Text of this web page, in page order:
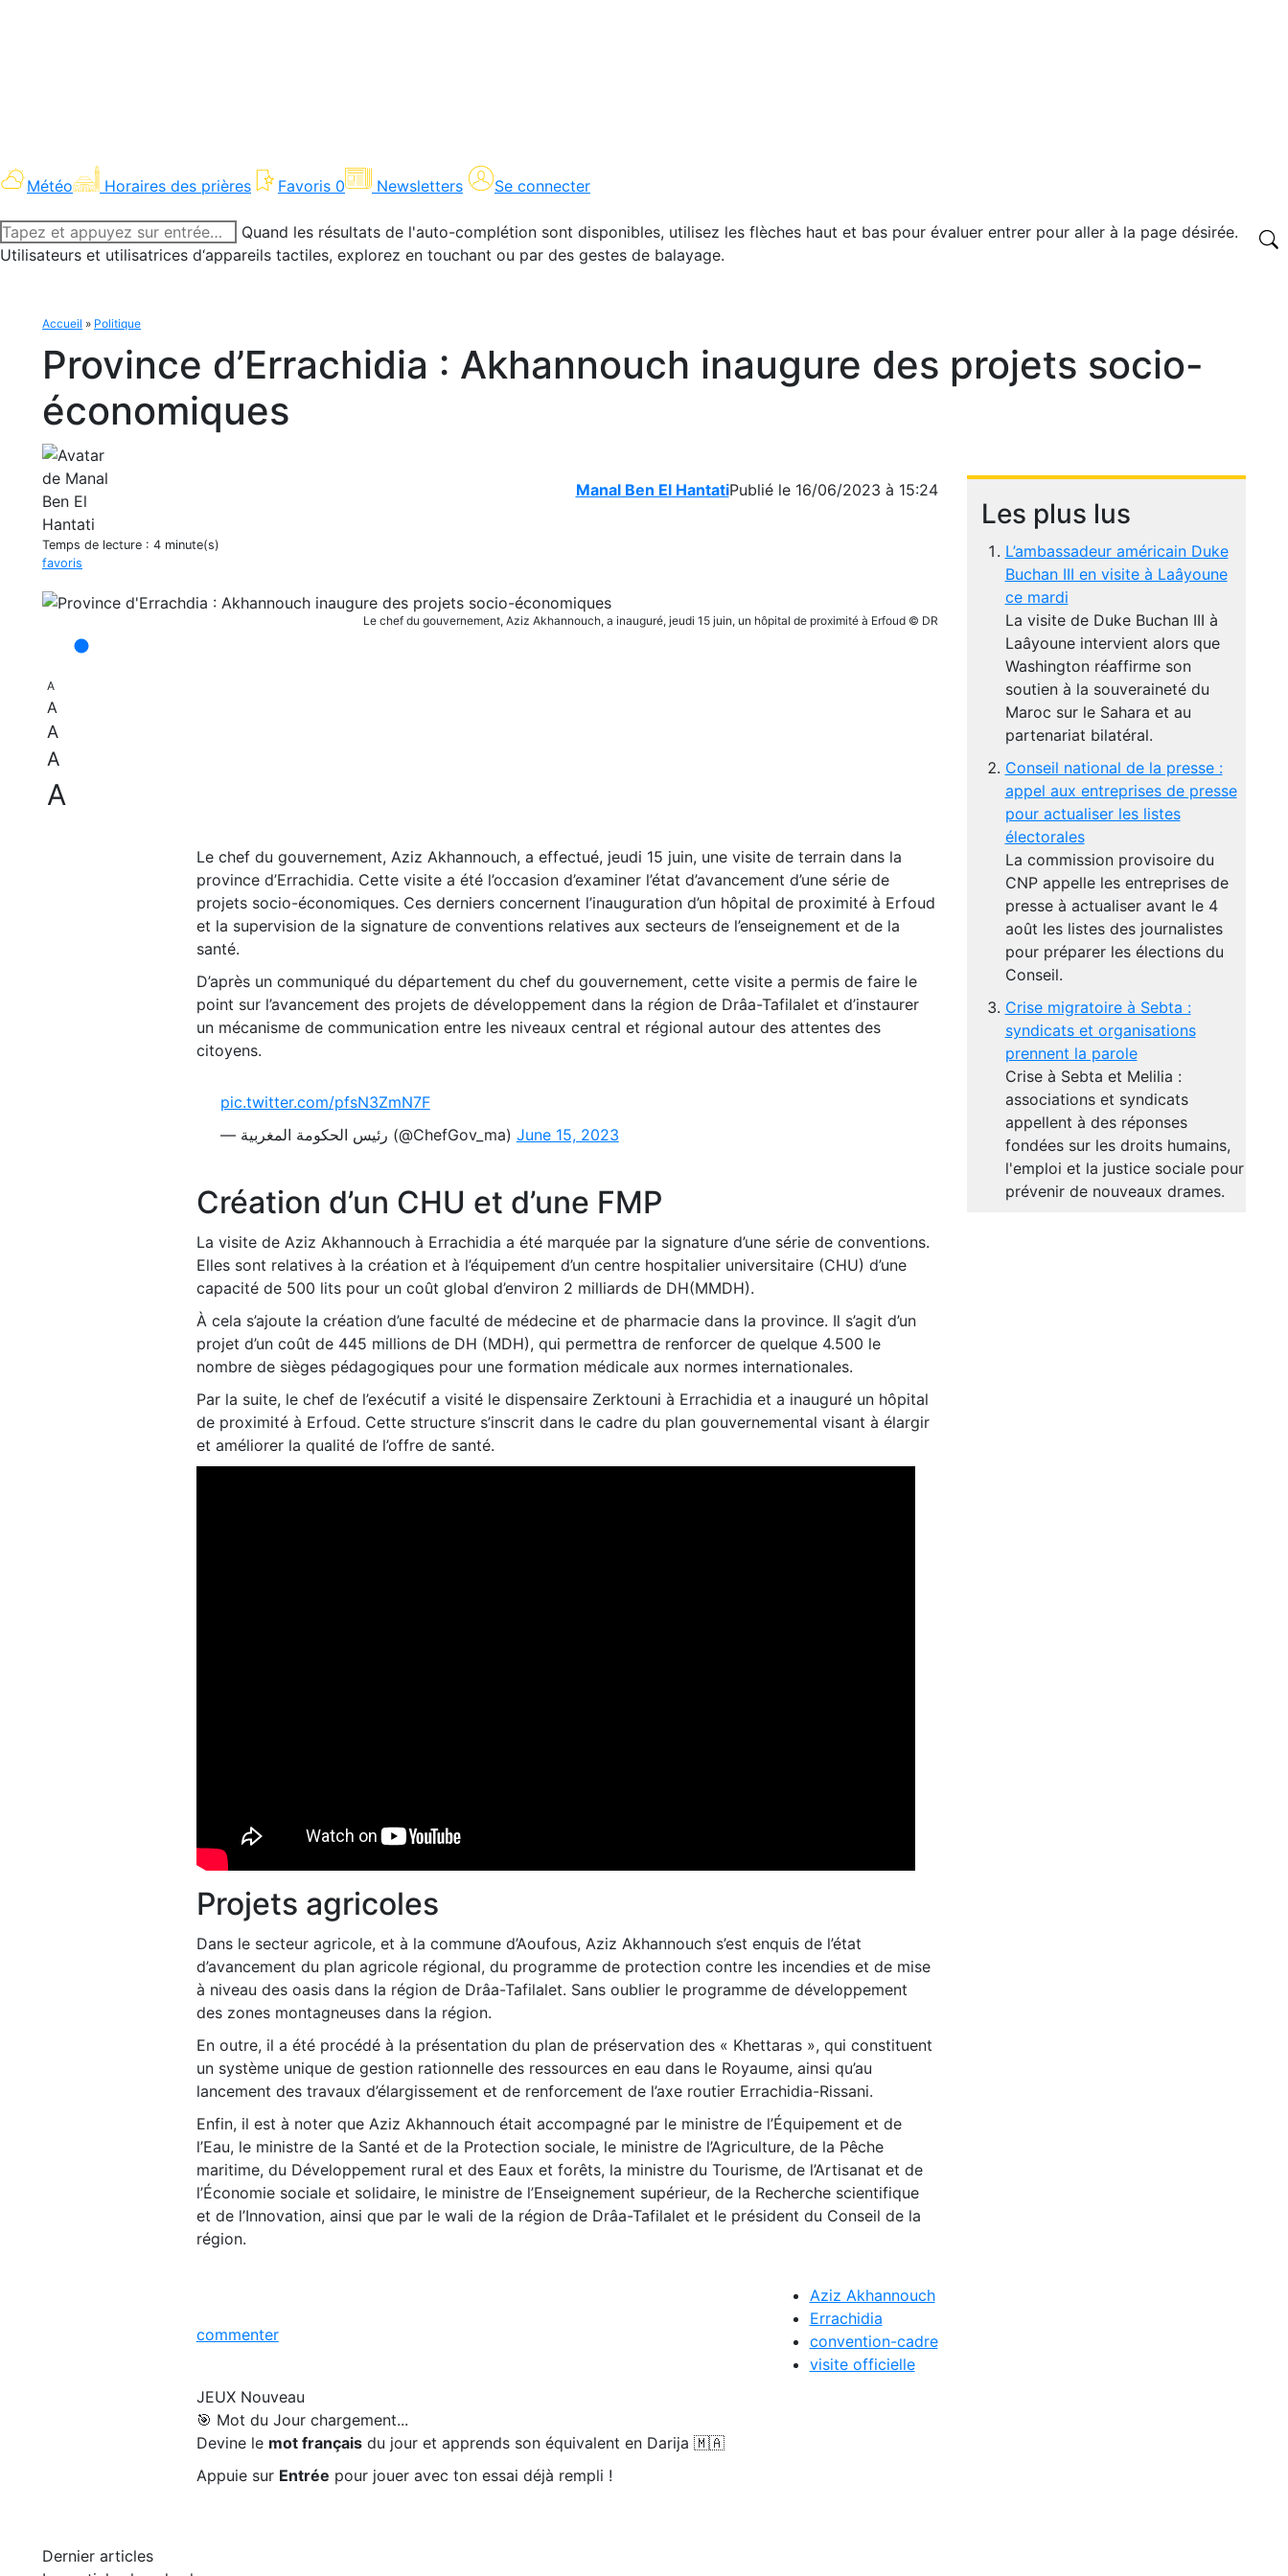
Météo Horaires des prières Favoris 0 Newsletters Se connecter
Recherche
:
Quand les résultats de l'auto-complétion sont disponibles, utilisez les flèches haut et bas pour évaluer entrer pour aller à la page désirée.
Utilisateurs et utilisatrices d‘appareils tactiles, explorez en touchant ou par des gestes de balayage.
Accueil » Politique
Province d’Errachidia : Akhannouch inaugure des projets socio-
économiques
Manal Ben El HantatiPublié le 16/06/2023 à 15:24
Temps de lecture : 4 minute(s)
favoris
Le chef du gouvernement, Aziz Akhannouch, a inauguré, jeudi 15 juin, un hôpital de proximité à Erfoud © DR
A
A
A
A
A
Le chef du gouvernement, Aziz Akhannouch, a effectué, jeudi 15 juin, une visite de terrain dans la
province d’Errachidia. Cette visite a été l’occasion d’examiner l’état d’avancement d’une série de
projets socio-économiques. Ces derniers concernent l’inauguration d’un hôpital de proximité à Erfoud
et la supervision de la signature de conventions relatives aux secteurs de l’enseignement et de la
santé.
D’après un communiqué du département du chef du gouvernement, cette visite a permis de faire le
point sur l’avancement des projets de développement dans la région de Drâa-Tafilalet et d’instaurer
un mécanisme de communication entre les niveaux central et régional autour des attentes des
citoyens.
pic.twitter.com/pfsN3ZmN7F
— رئيس الحكومة المغربية (@ChefGov_ma) June 15, 2023
Création d’un CHU et d’une FMP
La visite de Aziz Akhannouch à Errachidia a été marquée par la signature d’une série de conventions.
Elles sont relatives à la création et à l’équipement d’un centre hospitalier universitaire (CHU) d’une
capacité de 500 lits pour un coût global d’environ 2 milliards de DH(MMDH).
À cela s’ajoute la création d’une faculté de médecine et de pharmacie dans la province. Il s’agit d’un
projet d’un coût de 445 millions de DH (MDH), qui permettra de renforcer de quelque 4.500 le
nombre de sièges pédagogiques pour une formation médicale aux normes internationales.
Par la suite, le chef de l’exécutif a visité le dispensaire Zerktouni à Errachidia et a inauguré un hôpital
de proximité à Erfoud. Cette structure s’inscrit dans le cadre du plan gouvernemental visant à élargir
et améliorer la qualité de l’offre de santé.
Projets agricoles
Dans le secteur agricole, et à la commune d’Aoufous, Aziz Akhannouch s’est enquis de l’état
d’avancement du plan agricole régional, du programme de protection contre les incendies et de mise
à niveau des oasis dans la région de Drâa-Tafilalet. Sans oublier le programme de développement
des zones montagneuses dans la région.
En outre, il a été procédé à la présentation du plan de préservation des « Khettaras », qui constituent
un système unique de gestion rationnelle des ressources en eau dans le Royaume, ainsi qu’au
lancement des travaux d’élargissement et de renforcement de l’axe routier Errachidia-Rissani.
Enfin, il est à noter que Aziz Akhannouch était accompagné par le ministre de l’Équipement et de
l’Eau, le ministre de la Santé et de la Protection sociale, le ministre de l’Agriculture, de la Pêche
maritime, du Développement rural et des Eaux et forêts, la ministre du Tourisme, de l’Artisanat et de
l’Économie sociale et solidaire, le ministre de l’Enseignement supérieur, de la Recherche scientifique
et de l’Innovation, ainsi que par le wali de la région de Drâa-Tafilalet et le président du Conseil de la
région.
commenter
Aziz Akhannouch
Errachidia
convention-cadre
visite officielle
JEUX Nouveau
🎯 Mot du Jour chargement...
Devine le mot françaisdu jour et apprends son équivalent en Darija 🇲🇦
Appuie sur Entrée pour jouer avec ton essai déjà rempli !
Les plus lus
L’ambassadeur américain Duke
Buchan III en visite à Laâyoune
ce mardi
La visite de Duke Buchan III à
Laâyoune intervient alors que
Washington réaffirme son
soutien à la souveraineté du
Maroc sur le Sahara et au
partenariat bilatéral.
Conseil national de la presse :
appel aux entreprises de presse
pour actualiser les listes
électorales
La commission provisoire du
CNP appelle les entreprises de
presse à actualiser avant le 4
août les listes des journalistes
pour préparer les élections du
Conseil.
Crise migratoire à Sebta :
syndicats et organisations
prennent la parole
Crise à Sebta et Melilia :
associations et syndicats
appellent à des réponses
fondées sur les droits humains,
l'emploi et la justice sociale pour
prévenir de nouveaux drames.
Dernier articles